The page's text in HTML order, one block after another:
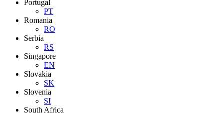
Portugal
PT
Romania
RO
Serbia
RS
Singapore
EN
Slovakia
SK
Slovenia
SI
South Africa